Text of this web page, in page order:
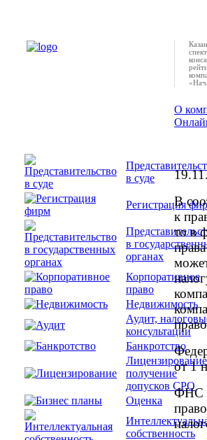
в суде
Регистрация
в
органах
Корпоративное
право
Недвижимость
Аудит,
консультации
Банкротство
получение
допусков СРО
Оценка
собственность
О
В
к
то в
от 1
ФНС